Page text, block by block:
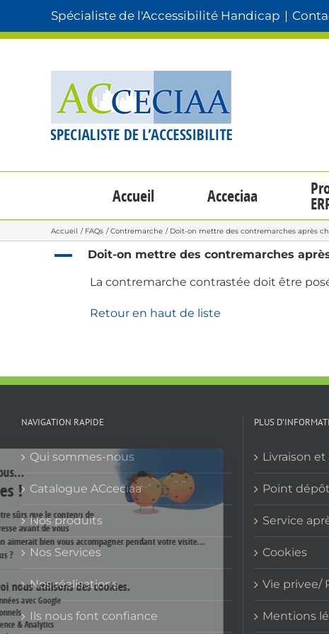
contenu
Spécialiste de l'Accessibilité Handicap |
Accueil Acceciaa
Accueil FAQs Contremarche Doit-on mettre des contremarches après
A Doit-on mettre des contremarches
La contremarche contrastée doit être
Retour en haut de liste
NAVIGATION RAPIDE
Qui sommes-nous
Catalogue ACceciaa
Nos produits
Nos Services
Nos réalisations
Ils nous font confiance
PLUS
Livraison
Point dépôt
Service
Cookies
Vie privee/
Mentions